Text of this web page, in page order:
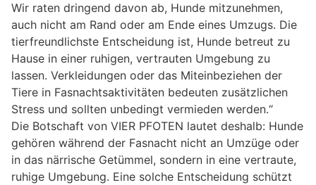
Wir raten dringend davon ab, Hunde mitzunehmen,
auch nicht am Rand oder am Ende eines Umzugs. Die
tierfreundlichste Entscheidung ist, Hunde betreut zu
Hause in einer ruhigen, vertrauten Umgebung zu
lassen. Verkleidungen oder das Miteinbeziehen der
Tiere in Fasnachtsaktivitäten bedeuten zusätzlichen
Stress und sollten unbedingt vermieden werden.“
Die Botschaft von VIER PFOTEN lautet deshalb: Hunde
gehören während der Fasnacht nicht an Umzüge oder
in das närrische Getümmel, sondern in eine vertraute,
ruhige Umgebung. Eine solche Entscheidung schützt